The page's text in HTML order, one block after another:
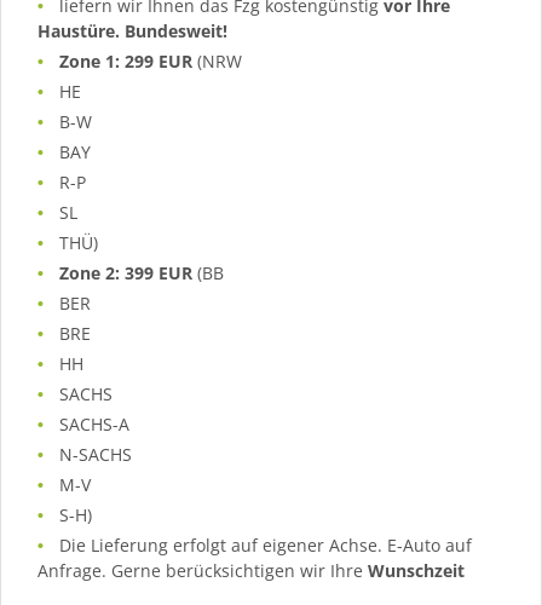
liefern wir Ihnen das Fzg kostengünstigvor Ihre
Haustüre. Bundesweit!
Zone 1: 299 EUR (NRW
HE
B-W
BAY
R-P
SL
THÜ)
Zone 2: 399 EUR (BB
BER
BRE
HH
SACHS
SACHS-A
N-SACHS
M-V
S-H)
Die Lieferung erfolgt auf eigener Achse. E-Auto auf
Anfrage. Gerne berücksichtigen wir Ihre Wunschzeit